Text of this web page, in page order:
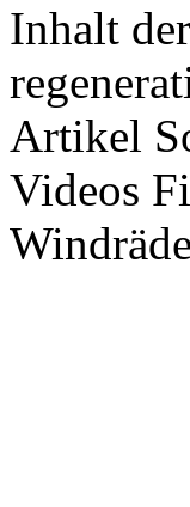
Inhalt
Artikel
Videos